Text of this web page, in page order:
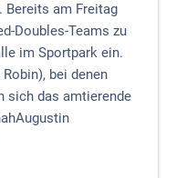
Bereits am Freitag
Doubles-Teams zu
im Sportpark ein.
bei denen
sich das amtierende